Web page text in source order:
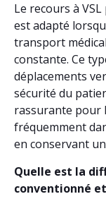
Le recours à
est adapté
transport
constante. Ce
déplacements
sécurité du
rassurante pour
fréquemment
en conservant
Quelle est la
conventionné